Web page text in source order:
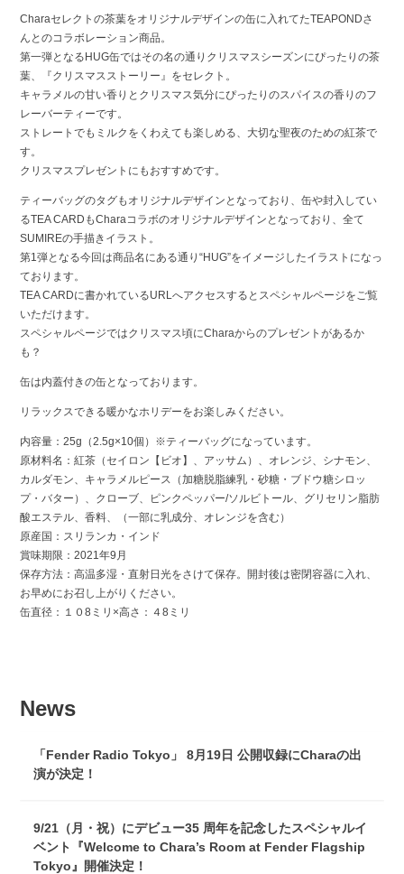
Charaセレクトの茶葉をオリジナルデザインの缶に入れてたTEAPONDさ
んとのコラボレーション商品。
第一弾となるHUG缶ではその名の通りクリスマスシーズンにぴったりの茶
葉、『クリスマスストーリー』をセレクト。
キャラメルの甘い香りとクリスマス気分にぴったりのスパイスの香りのフ
レーバーティーです。
ストレートでもミルクをくわえても楽しめる、大切な聖夜のための紅茶で
す。
クリスマスプレゼントにもおすすめです。
ティーバッグのタグもオリジナルデザインとなっており、缶や封入してい
るTEA CARDもCharaコラボのオリジナルデザインとなっており、全て
SUMIREの手描きイラスト。
第1弾となる今回は商品名にある通り“HUG”をイメージしたイラストになっ
ております。
TEA CARDに書かれているURLへアクセスするとスペシャルページをご覧
いただけます。
スペシャルページではクリスマス頃にCharaからのプレゼントがあるか
も？
缶は内蓋付きの缶となっております。
リラックスできる暖かなホリデーをお楽しみください。
内容量：25g（2.5g×10個）※ティーバッグになっています。
原材料名：紅茶（セイロン【ビオ】、アッサム）、オレンジ、シナモン、
カルダモン、キャラメルピース（加糖脱脂練乳・砂糖・ブドウ糖シロッ
プ・バター）、クローブ、ピンクペッパー/ソルビトール、グリセリン脂肪
酸エステル、香料、（一部に乳成分、オレンジを含む）
原産国：スリランカ・インド
賞味期限：2021年9月
保存方法：高温多湿・直射日光をさけて保存。開封後は密閉容器に入れ、
お早めにお召し上がりください。
缶直径：１０8ミリ×高さ：４8ミリ
News
「Fender Radio Tokyo」 8月19日 公開収録にCharaの出
演が決定！
9/21（月・祝）にデビュー35 周年を記念したスペシャルイ
ベント『Welcome to Chara’s Room at Fender Flagship
Tokyo』開催決定！